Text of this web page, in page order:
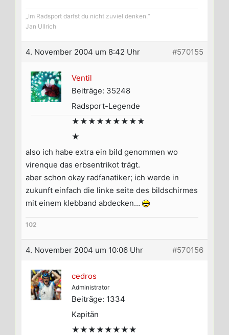
„Im Radsport darfst du nicht zuviel denken.“
Jan Ullrich
4. November 2004 um 8:42 Uhr #570155
Ventil
Beiträge: 35248
Radsport-Legende
★★★★★★★★★
★
also ich habe extra ein bild genommen wo
virenque das erbsentrikot trägt.
aber schon okay radfanatiker; ich werde in
zukunft einfach die linke seite des bildschirmes
mit einem klebband abdecken…
102
4. November 2004 um 10:06 Uhr #570156
cedros
Administrator
Beiträge: 1334
Kapitän
★★★★★★★★